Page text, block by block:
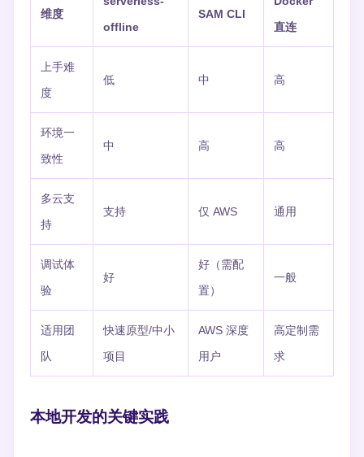
维度
offline
SAM CLI
直连
上手难
度
低 中 高
环境一
致性
中 高 高
多云支
持
支持 仅 AWS 通用
调试体
验
好
好（需配
置）
一般
适用团
队
快速原型/中小
项目
AWS 深度
用户
高定制需
求
本地开发的关键实践